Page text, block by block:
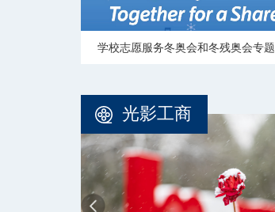
学校志愿服务冬奥会和冬残奥会专题
光影工商